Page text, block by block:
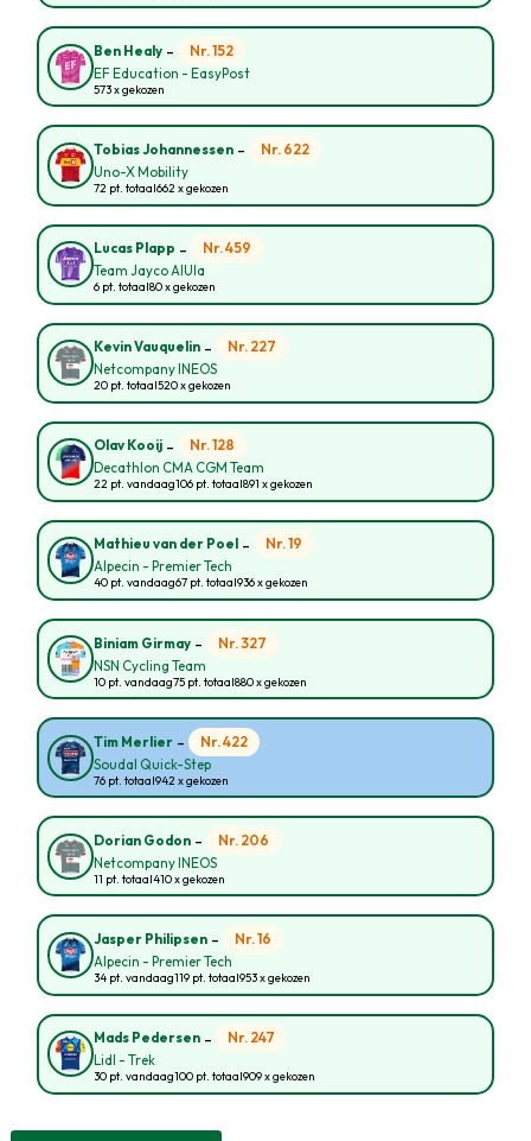
Ben Healy - Nr. 152
EF Education - EasyPost
573 x gekozen
Tobias Johannessen - Nr. 622
Uno-X Mobility
72 pt. totaal662 x gekozen
Lucas Plapp - Nr. 459
Team Jayco AlUla
6 pt. totaal80 x gekozen
Kevin Vauquelin - Nr. 227
Netcompany INEOS
20 pt. totaal520 x gekozen
Olav Kooij - Nr. 128
Decathlon CMA CGM Team
22 pt. vandaag106 pt. totaal891 x gekozen
Mathieu van der Poel - Nr. 19
Alpecin - Premier Tech
40 pt. vandaag67 pt. totaal936 x gekozen
Biniam Girmay - Nr. 327
NSN Cycling Team
10 pt. vandaag75 pt. totaal880 x gekozen
Tim Merlier - Nr. 422
Soudal Quick-Step
76 pt. totaal942 x gekozen
Dorian Godon - Nr. 206
Netcompany INEOS
11 pt. totaal410 x gekozen
Jasper Philipsen - Nr. 16
Alpecin - Premier Tech
34 pt. vandaag119 pt. totaal953 x gekozen
Mads Pedersen - Nr. 247
Lidl - Trek
30 pt. vandaag100 pt. totaal909 x gekozen